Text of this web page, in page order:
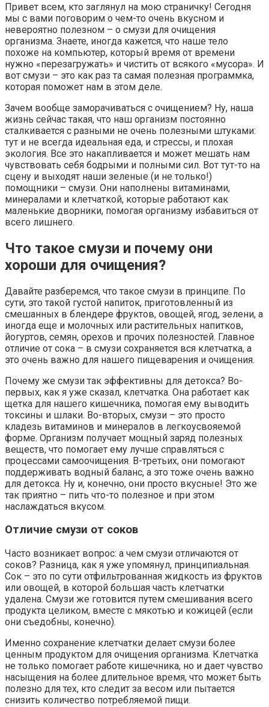
Привет всем, кто заглянул на мою страничку! Сегодня
мы с вами поговорим о чем-то очень вкусном и
невероятно полезном – о смузи для очищения
организма. Знаете, иногда кажется, что наше тело
похоже на компьютер, который время от времени
нужно «перезагружать» и чистить от всякого «мусора». И
вот смузи – это как раз та самая полезная программка,
которая поможет нам в этом деле.
Зачем вообще заморачиваться с очищением? Ну, наша
жизнь сейчас такая, что наш организм постоянно
сталкивается с разными не очень полезными штуками:
тут и не всегда идеальная еда, и стрессы, и плохая
экология. Все это накапливается и может мешать нам
чувствовать себя бодрыми и полными сил. Вот тут-то на
сцену и выходят наши зеленые (и не только!)
помощники – смузи. Они наполнены витаминами,
минералами и клетчаткой, которые работают как
маленькие дворники, помогая организму избавиться от
всего лишнего.
Что такое смузи и почему они
хороши для очищения?
Давайте разберемся, что такое смузи в принципе. По
сути, это такой густой напиток, приготовленный из
смешанных в блендере фруктов, овощей, ягод, зелени, а
иногда еще и молочных или растительных напитков,
йогуртов, семян, орехов и прочих полезностей. Главное
отличие от сока – в смузи сохраняется вся клетчатка, а
это очень важно для нашего пищеварения и очищения.
Почему же смузи так эффективны для детокса? Во-
первых, как я уже сказал, клетчатка. Она работает как
щетка для нашего кишечника, помогая ему выводить
токсины и шлаки. Во-вторых, смузи – это просто
кладезь витаминов и минералов в легкоусвояемой
форме. Организм получает мощный заряд полезных
веществ, что помогает ему лучше справляться с
процессами самоочищения. В-третьих, они помогают
поддерживать водный баланс, а это тоже очень важно
для детокса. Ну и, конечно, они просто вкусные! Это же
так приятно – пить что-то полезное и при этом
наслаждаться вкусом.
Отличие смузи от соков
Часто возникает вопрос: а чем смузи отличаются от
соков? Разница, как я уже упомянул, принципиальная.
Сок – это по сути отфильтрованная жидкость из фруктов
или овощей, в которой большая часть клетчатки
удалена. Смузи же готовится путем смешивания всего
продукта целиком, вместе с мякотью и кожицей (если
они съедобны, конечно).
Именно сохранение клетчатки делает смузи более
ценным продуктом для очищения организма. Клетчатка
не только помогает работе кишечника, но и дает чувство
насыщения на более длительное время, что может быть
полезно для тех, кто следит за весом или пытается
снизить количество потребляемой пищи.